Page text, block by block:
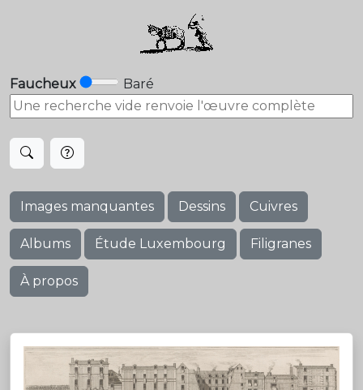
Faucheux Baré
Images manquantes Dessins Cuivres
Albums Étude Luxembourg Filigranes
À propos